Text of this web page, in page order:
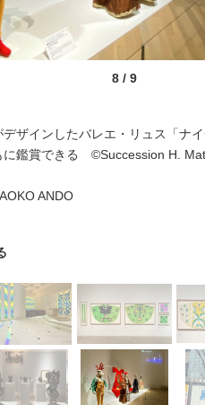
ザインしたバレエ・リュス「ナ
に鑑賞できる ©️Succession H.
ANDO